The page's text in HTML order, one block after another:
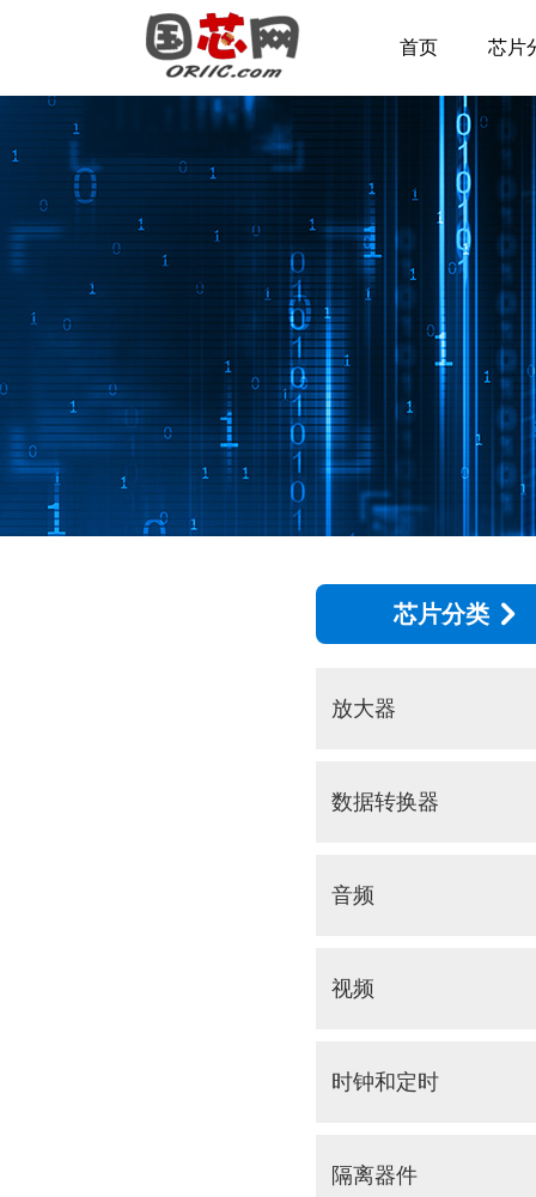
首页 芯片
芯片分类
放大器
数据转换器
音频
视频
时钟和定时
隔离器件